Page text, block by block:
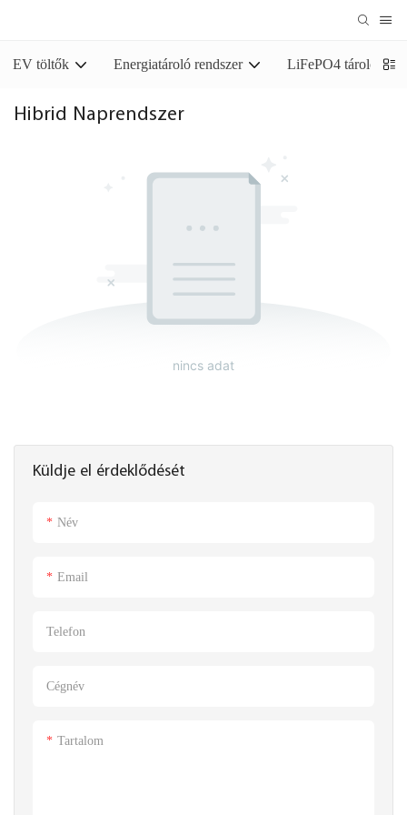
EV töltők Energiatároló rendszer LiFePO4 tároló
Hibrid Naprendszer
Küldje el érdeklődését
Név
Email
Telefon
Cégnév
Tartalom
nincs adat